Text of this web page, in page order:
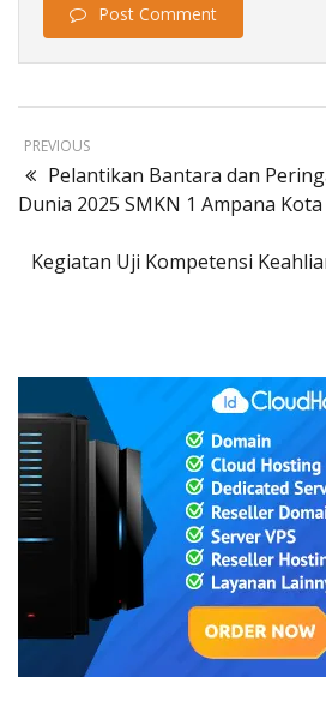
Post Comment
PREVIOUS
Pelantikan Bantara dan
Dunia 2025 SMKN 1 Ampana Kota
Kegiatan Uji Kompetensi